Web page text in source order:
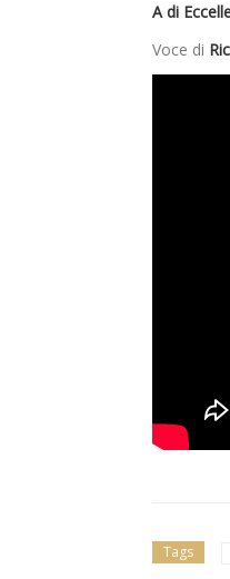
A di
Voce di
Tags